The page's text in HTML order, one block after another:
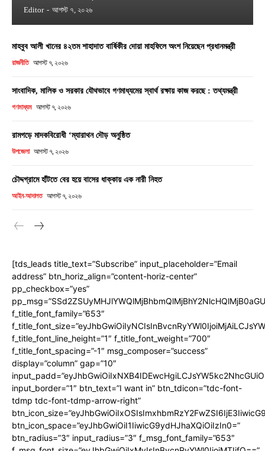
Editor - আগস্ট ৭, ২০২৬
মাহবুব আলী খানের ৪২তম শাহাদাত বার্ষিকীর দোয়া মাহফিলে অংশ নিয়েছেন প্রধানমন্ত্রী
রাজনীতি আগস্ট ৭, ২০২৬
সাংবাদিক, মালিক ও সরকার যৌথভাবে গণমাধ্যমের স্বার্থ রক্ষায় কাজ করছে : তথ্যমন্ত্রী
গণমাধ্যম আগস্ট ৭, ২০২৬
রামগড়ে মাদকবিরোধী ‘ম্যারাথন দৌড় অনুষ্ঠিত
উপজেলা আগস্ট ৭, ২০২৬
চৌদ্দগ্রামে হাঁটতে বের হয়ে বাসের ধাক্কায় এক নারী নিহত
আইন-আদালত আগস্ট ৭, ২০২৬
[tds_leads title_text=”Subscribe” input_placeholder=”Email
address” btn_horiz_align=”content-horiz-center”
pp_checkbox=”yes”
f_title_font_family=”653″
f_title_font_line_height=”1″ f_title_font_weight=”700″
f_title_font_spacing=”-1″ msg_composer=”success”
display=”column” gap=”10″
input_border=”1″ btn_text=”I want in” btn_tdicon=”tdc-font-
tdmp tdc-font-tdmp-arrow-right”
btn_icon_space=”eyJhbGwiOiI1IiwicG9ydHJhaXQiOiIzIn0=”
btn_radius=”3″ input_radius=”3″ f_msg_font_family=”653″